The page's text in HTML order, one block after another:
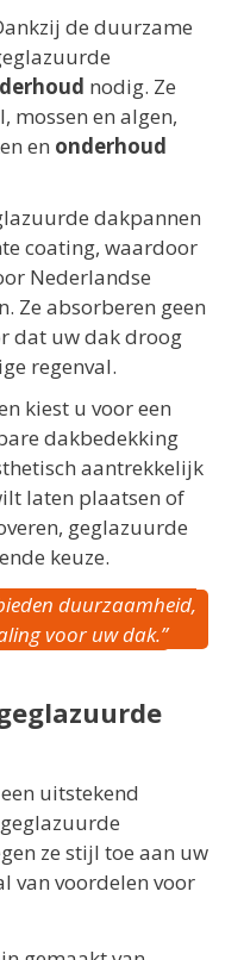
de duurzame
nodig. Ze
mossen en algen,
en onderhoud
dakpannen
coating, waardoor
Nederlandse
Ze absorberen geen
dat uw dak droog
regenval.
kiest u voor een
dakbedekking
aantrekkelijk
laten plaatsen of
geglazuurde
keuze.
duurzaamheid,
voor uw dak.”
uitstekend
ze stijl toe aan uw
van voordelen voor